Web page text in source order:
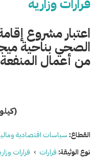
اعتبار مشروع
الصحي بناحية
من أعمال المنفعة
(551.72 كيلوبايت)
القطاع: سياسات اقتصادية
نوع الوثيقة: قرارات › قرارات